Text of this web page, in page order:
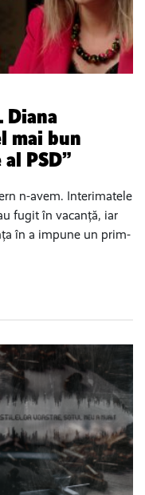
Diana
mai bun
PSD”
n-avem. Interimatele
fugit în vacanță, iar
în a impune un prim-